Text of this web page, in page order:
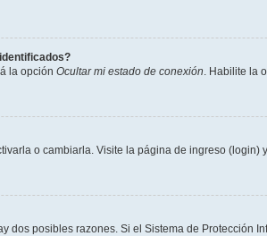
la opción Ocultar mi estado de conexión. Habilite la
o cambiarla. Visite la página de ingreso (login)
dos posibles razones. Si el Sistema de Protección